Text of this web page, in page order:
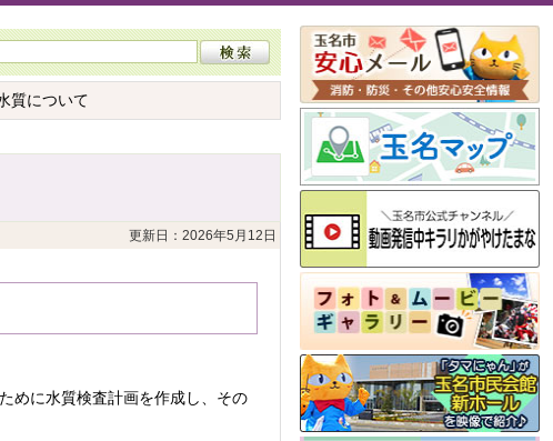
質について
更新日：2026年5月12日
めに水質検査計画を作成し、その